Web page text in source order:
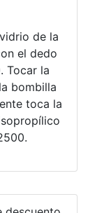
de la
el dedo
Tocar la
bombilla
toca la